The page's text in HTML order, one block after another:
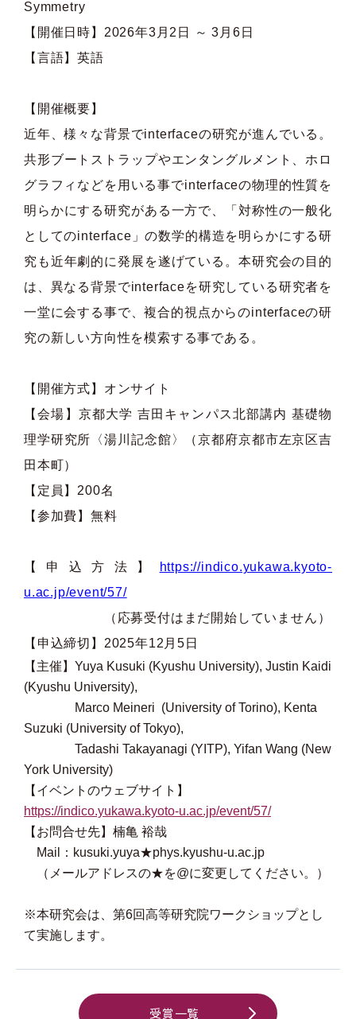
Symmetry
【開催日時】2026年3月2日 ～ 3月6日
【言語】英語
【開催概要】
近年、様々な背景でinterfaceの研究が進んでいる。
共形ブートストラップやエンタングルメント、ホロ
グラフィなどを用いる事でinterfaceの物理的性質を
明らかにする研究がある一方で、「対称性の一般化
としてのinterface」の数学的構造を明らかにする研
究も近年劇的に発展を遂げている。本研究会の目的
は、異なる背景でinterfaceを研究している研究者を
一堂に会する事で、複合的視点からのinterfaceの研
究の新しい方向性を模索する事である。
【開催方式】オンサイト
【会場】京都大学 吉田キャンパス北部講内 基礎物
理学研究所〈湯川記念館〉（京都府京都市左京区吉
田本町）
【定員】200名
【参加費】無料
【申込方法】
https://indico.yukawa.kyoto-
u.ac.jp/event/57/
（応募受付はまだ開始していません）
【申込締切】2025年12月5日
【主催】Yuya Kusuki (Kyushu University), Justin Kaidi
(Kyushu University),
Marco Meineri (University of Torino), Kenta
Suzuki (University of Tokyo),
Tadashi Takayanagi (YITP), Yifan Wang (New
York University)
【イベントのウェブサイト】
https://indico.yukawa.kyoto-u.ac.jp/event/57/
【お問合せ先】楠亀 裕哉
Mail：kusuki.yuya★phys.kyushu-u.ac.jp
（メールアドレスの★を@に変更してください。）
※本研究会は、第6回高等研究院ワークショップとし
て実施します。
受賞一覧